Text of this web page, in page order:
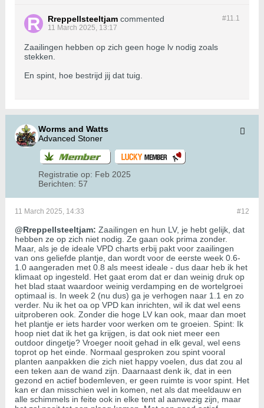
#11.1
Rreppellsteeltjam commented
11 March 2025, 13:17
Zaailingen hebben op zich geen hoge lv nodig zoals
stekken.
En spint, hoe bestrijd jij dat tuig.
Worms and Watts
Advanced Stoner
Registratie op: Feb 2025
Berichten: 57
#12
11 March 2025, 14:33
@Rreppellsteeltjam: Zaailingen en hun LV, je hebt gelijk, dat
hebben ze op zich niet nodig. Ze gaan ook prima zonder.
Maar, als je de ideale VPD charts erbij pakt voor zaailingen
van ons geliefde plantje, dan wordt voor de eerste week 0.6-
1.0 aangeraden met 0.8 als meest ideale - dus daar heb ik het
klimaat op ingesteld. Het gaat erom dat er dan weinig druk op
het blad staat waardoor weinig verdamping en de wortelgroei
optimaal is. In week 2 (nu dus) ga je verhogen naar 1.1 en zo
verder. Nu ik het oa op VPD kan inrichten, wil ik dat wel eens
uitproberen ook. Zonder die hoge LV kan ook, maar dan moet
het plantje er iets harder voor werken om te groeien. Spint: Ik
hoop niet dat ik het ga krijgen, is dat ook niet meer een
outdoor dingetje? Vroeger nooit gehad in elk geval, wel eens
toprot op het einde. Normaal gesproken zou spint vooral
planten aanpakken die zich niet happy voelen, dus dat zou al
een teken aan de wand zijn. Daarnaast denk ik, dat in een
gezond en actief bodemleven, er geen ruimte is voor spint. Het
kan er dan misschien wel in komen, net als dat meeldauw en
alle schimmels in feite ook in elke tent al aanwezig zijn, maar